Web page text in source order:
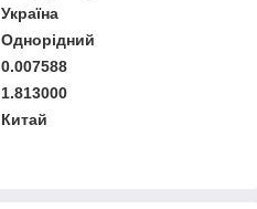
Україна
Однорідний
0.007588
1.813000
Китай